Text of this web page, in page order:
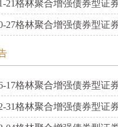
21格林聚合增强债券型证
27格林聚合增强债券型证
17格林聚合增强债券型证
31格林聚合增强债券型证